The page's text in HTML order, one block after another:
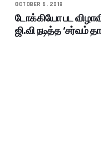
OCTOBER 6, 2018
டோக்கியோ பட
ஜி.வி நடித்த ‘சர்வம்